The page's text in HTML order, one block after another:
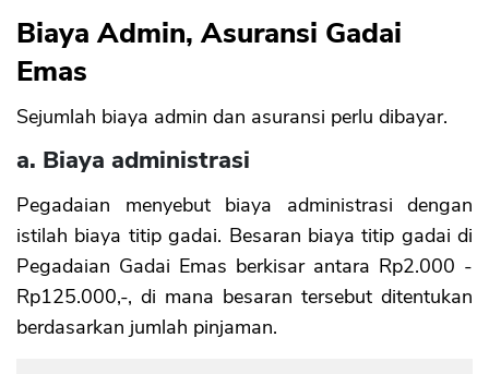
Biaya Admin, Asuransi Gadai
Emas
Sejumlah biaya admin dan asuransi perlu dibayar.
a. Biaya administrasi
Pegadaian menyebut biaya administrasi dengan
istilah biaya titip gadai. Besaran biaya titip gadai di
Pegadaian Gadai Emas berkisar antara Rp2.000 -
Rp125.000,-, di mana besaran tersebut ditentukan
berdasarkan jumlah pinjaman.